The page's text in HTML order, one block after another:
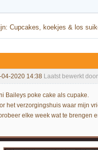
Cupcakes, koekjes & los
04-2020 14:38 Laatst bewerkt
Baileys poke cake als cupake.
het verzorgingshuis waar mijn
probeer elke week wat te